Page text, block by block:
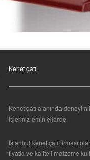
Kenet çatı
Kenet çatı alanında
işleriniz emin ellerde.
İstanbul kenet çatı firması
fiyatla ve kaliteli malzeme